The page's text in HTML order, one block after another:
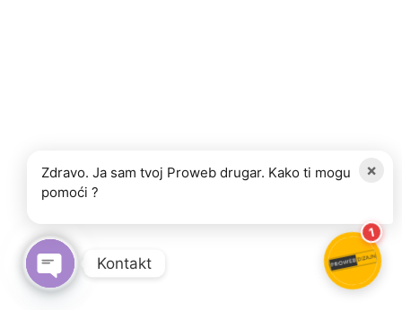
Kontakt
OPEN CHATY
×
Zdravo. Ja sam tvoj Proweb drugar. Kako ti mogu
pomoći ?
1